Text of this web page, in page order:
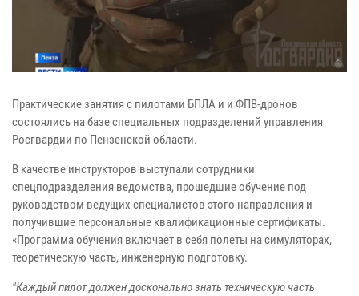
Практические занятия с пилотами БПЛА и и ФПВ-дронов
состоялись на базе специальных подразделений управления
Росгвардии по Пензенской области.
В качестве инструкторов выступали сотрудники
спецподразделения ведомства, прошедшие обучение под
руководством ведущих специалистов этого направления и
получившие персональные квалификационные сертификаты.
«Программа обучения включает в себя полеты на симуляторах,
теоретическую часть, инженерную подготовку.
"Каждый пилот должен досконально знать техническую часть